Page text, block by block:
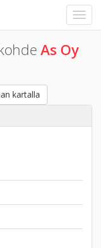
As Oy
kartalla